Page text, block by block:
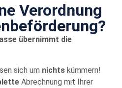
Verordnung
übernimmt die
sich um nichts kümmern!
Abrechnung mit Ihrer